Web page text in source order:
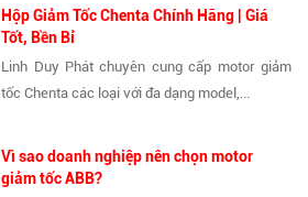
Hộp Giảm Tốc Chenta Chính Hãng | Giá
Tốt, Bền Bỉ
Linh Duy Phát chuyên cung cấp motor giảm
tốc Chenta các loại với đa dạng model,...
Vì sao doanh nghiệp nên chọn motor
giảm tốc ABB?